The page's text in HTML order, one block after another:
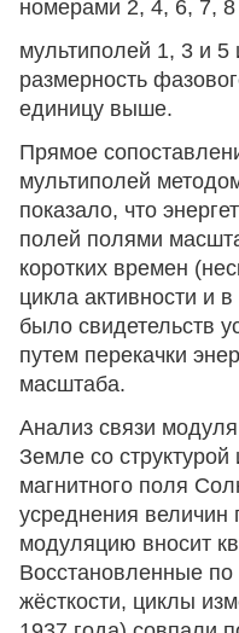
номерами 2, 4, 6, 7,
мультиполей 1, 3 и
размерность
единицу выше.
Прямое
мультиполей
показало, что
полей полями
коротких времен
цикла активности и
было свидетельств
путем перекачки
масштаба.
Анализ связи
Земле со
магнитного поля
усреднения
модуляцию вносит
Восстановленные по
жёсткости, циклы